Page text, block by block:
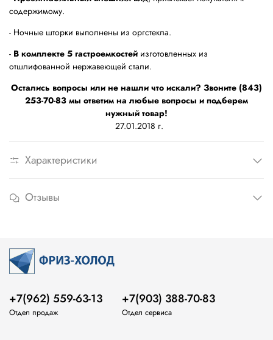
содержимому.
- Ночные шторки выполнены из оргстекла.
- В комплекте 5 гастроемкостей изготовленных из
отшлифованной нержавеющей стали.
Остались вопросы или не нашли что искали? Звоните (843)
253-70-83 мы ответим на любые вопросы и подберем
нужный товар!
27.01.2018 г.
Характеристики
Отзывы
+7(962) 559-63-13
Отдел продаж
+7(903) 388-70-83
Отдел сервиса